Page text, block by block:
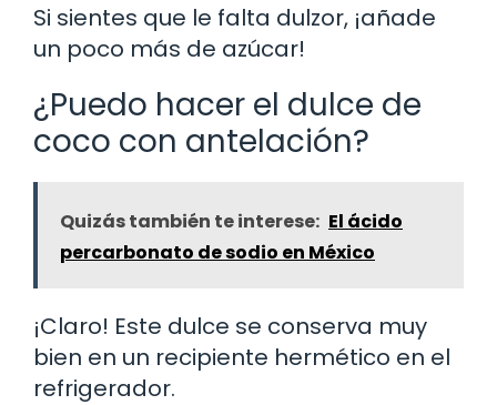
Si sientes que le falta dulzor, ¡añade
un poco más de azúcar!
¿Puedo hacer el dulce de
coco con antelación?
Quizás también te interese: El ácido
percarbonato de sodio en México
¡Claro! Este dulce se conserva muy
bien en un recipiente hermético en el
refrigerador.